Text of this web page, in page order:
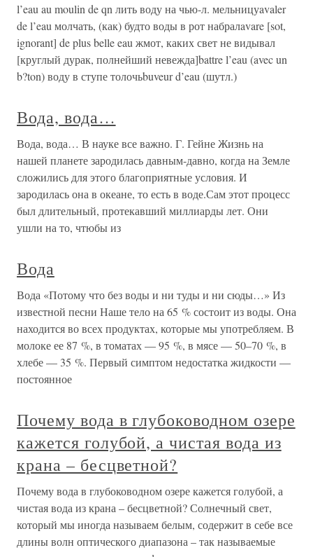
l’eau au moulin de qn лить воду на чью-л. мельницуavaler
de l’eau молчать, (как) будто воды в рот набралavare [sot,
ignorant] de plus belle eau жмот, каких свет не видывал
[круглый дурак, полнейший невежда]battre l’eau (avec un
b?ton) воду в ступе толочьbuveur d’eau (шутл.)
Вода, вода…
Вода, вода… В науке все важно. Г. Гейне Жизнь на
нашей планете зародилась давным-давно, когда на Земле
сложились для этого благоприятные условия. И
зародилась она в океане, то есть в воде.Сам этот процесс
был длительный, протекавший миллиарды лет. Они
ушли на то, чтюбы из
Вода
Вода «Потому что без воды и ни туды и ни сюды…» Из
известной песни Наше тело на 65 % состоит из воды. Она
находится во всех продуктах, которые мы употребляем. В
молоке ее 87 %, в томатах — 95 %, в мясе — 50–70 %, в
хлебе — 35 %. Первый симптом недостатка жидкости —
постоянное
Почему вода в глубоководном озере
кажется голубой, а чистая вода из
крана – бесцветной?
Почему вода в глубоководном озере кажется голубой, а
чистая вода из крана – бесцветной? Солнечный свет,
который мы иногда называем белым, содержит в себе все
длины волн оптического диапазона – так называемые